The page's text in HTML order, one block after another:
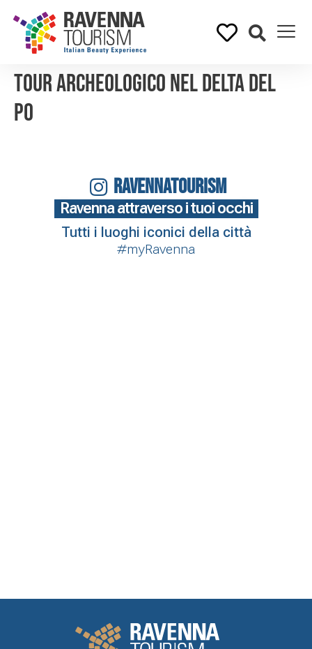
Tour archeologico nel Delta del
Po
RAVENNATOURISM
Ravenna attraverso i tuoi occhi
Tutti i luoghi iconici della città
#myRavenna